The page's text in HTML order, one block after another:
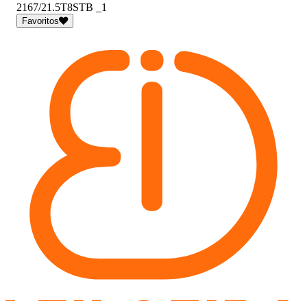
2167/21.5T8STB _1
Favoritos